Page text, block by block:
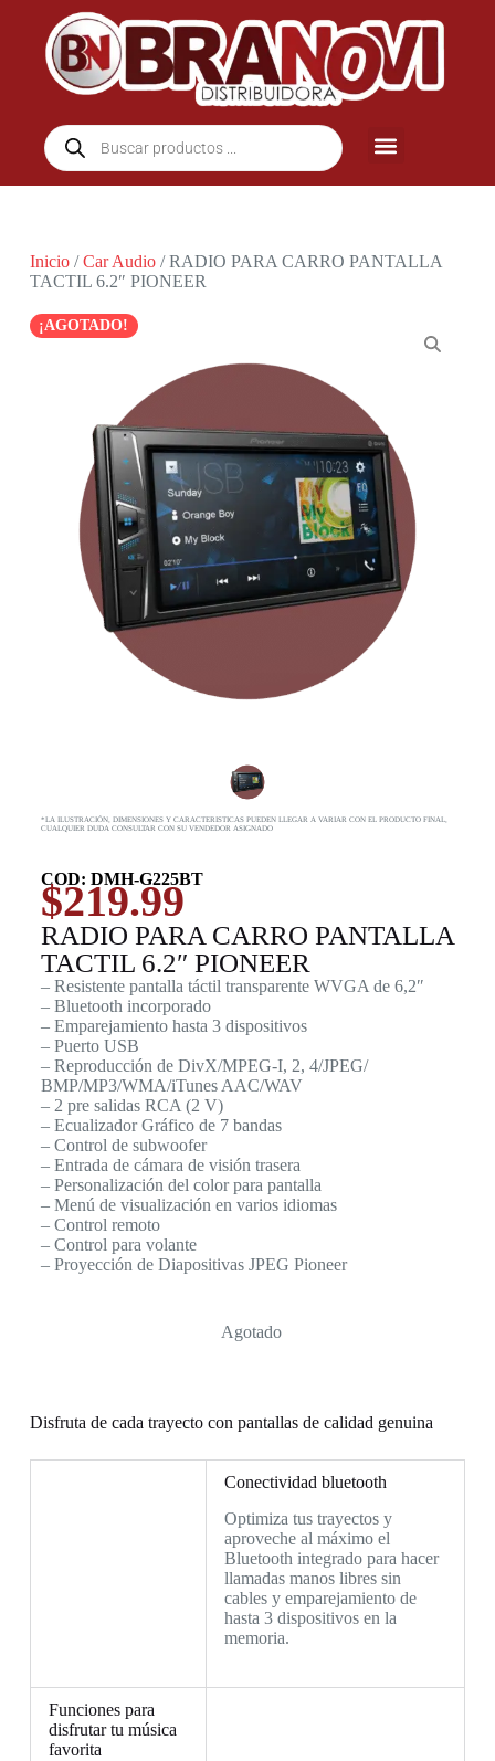
Inicio/Car Audio/ RADIO PARA CARRO PANTALLA
TACTIL 6.2″ PIONEER
¡AGOTADO!
*LA ILUSTRACIÓN, DIMENSIONES Y CARACTERISTICAS PUEDEN LLEGAR A VARIAR CON EL PRODUCTO FINAL,
CUALQUIER DUDA CONSULTAR CON SU VENDEDOR ASIGNADO
COD: DMH-G225BT
$219.99
RADIO PARA CARRO PANTALLA
TACTIL 6.2″ PIONEER
– Resistente pantalla táctil transparente WVGA de 6,2″
– Bluetooth incorporado
– Emparejamiento hasta 3 dispositivos
– Puerto USB
– Reproducción de DivX/MPEG-I, 2, 4/JPEG/
BMP/MP3/WMA/iTunes AAC/WAV
– 2 pre salidas RCA (2 V)
– Ecualizador Gráfico de 7 bandas
– Control de subwoofer
– Entrada de cámara de visión trasera
– Personalización del color para pantalla
– Menú de visualización en varios idiomas
– Control remoto
– Control para volante
– Proyección de Diapositivas JPEG Pioneer
Agotado
Disfruta de cada trayecto con pantallas de calidad genuina
Conectividad bluetooth
Optimiza tus trayectos y
aproveche al máximo el
Bluetooth integrado para hacer
llamadas manos libres sin
cables y emparejamiento de
hasta 3 dispositivos en la
memoria.
Funciones para
disfrutar tu música
favorita